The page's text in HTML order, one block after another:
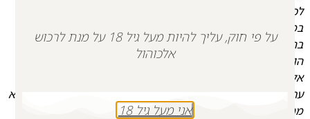
לכולם בהתמדה. זיו כתב חיבורים תורניים ושירים רבים.
בתפקיד קשר מ"פ.יחד לחמו בעזה ובמהלך תמרון בחאן יונס,
הופעל מטען על הכוח. זיו נהרג מהמטען יחד עם מג"ד הגדוד נתי
אלקובי, והמ"פ יאיר כהן, הי"ד.
ערב לפני התעלותו, אמר זיו לרב הגדוד- "
לא נופלים על הארץ, אלא
מתעלים עליה".
על פי חוק, עליך להיות מעל גיל 18 על מנת לרכוש
אלכוהול
אני מעל גיל 18